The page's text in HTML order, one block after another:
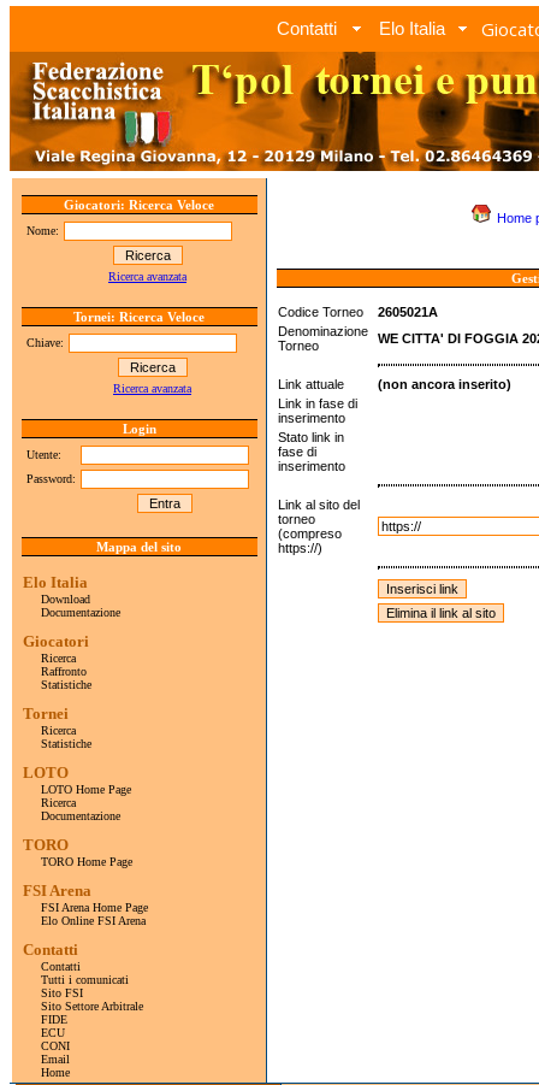
Contatti Elo Italia
Giocatori: Ricerca Veloce
Nome:
Ricerca avanzata
Tornei: Ricerca Veloce
Chiave:
Ricerca avanzata
Login
Utente:
Password:
Mappa del sito
Elo Italia
Download
Documentazione
Giocatori
Ricerca
Raffronto
Statistiche
Tornei
Ricerca
Statistiche
LOTO
LOTO Home Page
Ricerca
Documentazione
TORO
TORO Home Page
FSI Arena
FSI Arena Home Page
Elo Online FSI Arena
Contatti
Contatti
Tutti i comunicati
Sito FSI
Sito Settore Arbitrale
FIDE
ECU
CONI
Email
Home
Home
Codice Torneo
2605021A
Denominazione
Torneo
WE CITTA' DI FOGGIA
Link attuale
(non ancora inserito)
Link in fase di
inserimento
Stato link in
fase di
inserimento
Link al sito del
torneo
(compreso
https://)